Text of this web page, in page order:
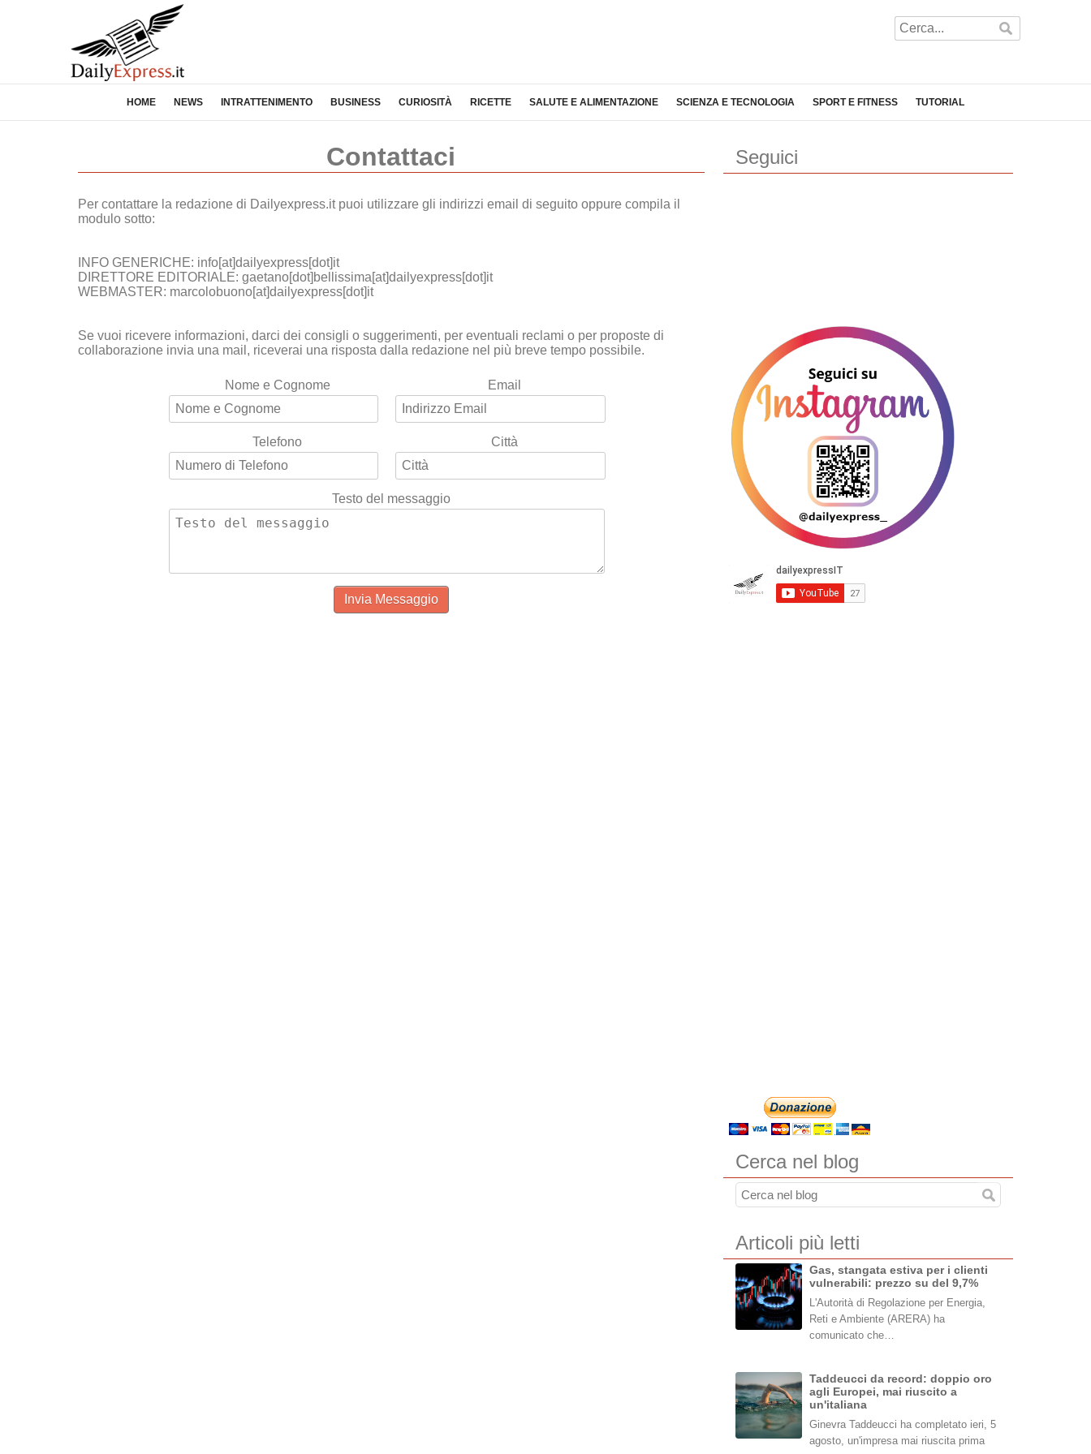
HOME NEWS INTRATTENIMENTO BUSINESS CURIOSITÀ RICETTE SALUTE E ALIMENTAZIONE SCIENZA E TECNOLOGIA SPORT E FITNESS TUTORIAL
Contattaci
Per contattare la redazione di Dailyexpress.it puoi utilizzare gli indirizzi email di seguito oppure compila il
modulo sotto:
INFO GENERICHE: info[at]dailyexpress[dot]it
DIRETTORE EDITORIALE: gaetano[dot]bellissima[at]dailyexpress[dot]it
WEBMASTER: marcolobuono[at]dailyexpress[dot]it
Se vuoi ricevere informazioni, darci dei consigli o suggerimenti, per eventuali reclami o per proposte di
collaborazione invia una mail, riceverai una risposta dalla redazione nel più breve tempo possibile.
Nome e Cognome Email
Telefono Città
Testo del messaggio
Seguici
Cerca nel blog
Articoli più letti
Gas, stangata estiva per i clienti
vulnerabili: prezzo su del 9,7%
L'Autorità di Regolazione per Energia,
Reti e Ambiente (ARERA) ha
comunicato che…
Taddeucci da record: doppio oro
agli Europei, mai riuscito a
un'italiana
Ginevra Taddeucci ha completato ieri, 5
agosto, un'impresa mai riuscita prima